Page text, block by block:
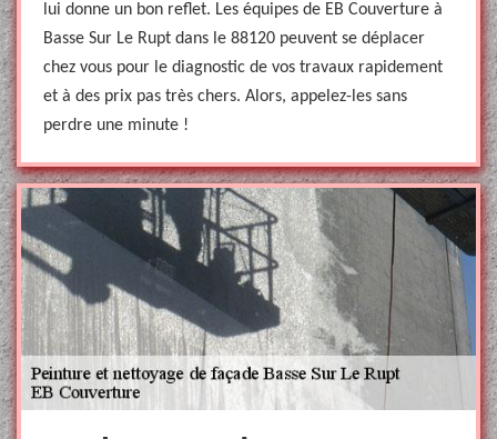
lui donne un bon reflet. Les équipes de EB Couverture à
Basse Sur Le Rupt dans le 88120 peuvent se déplacer
chez vous pour le diagnostic de vos travaux rapidement
et à des prix pas très chers. Alors, appelez-les sans
perdre une minute !